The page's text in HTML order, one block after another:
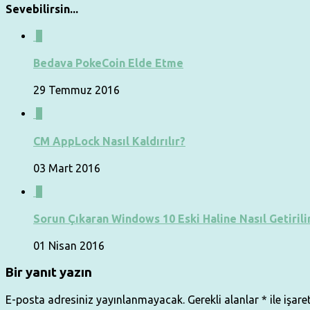
Sevebilirsin...
Bedava PokeCoin Elde Etme
29 Temmuz 2016
CM AppLock Nasıl Kaldırılır?
03 Mart 2016
Sorun Çıkaran Windows 10 Eski Haline Nasıl
01 Nisan 2016
Bir yanıt yazın
E-posta adresiniz yayınlanmayacak. Gerekli alanlar * ile